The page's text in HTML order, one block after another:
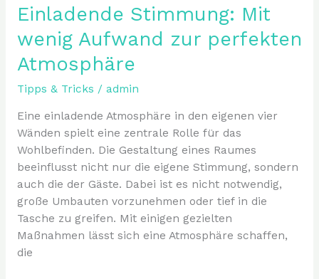
Einladende Stimmung: Mit
wenig Aufwand zur perfekten
Atmosphäre
Tipps & Tricks / admin
Eine einladende Atmosphäre in den eigenen vier
Wänden spielt eine zentrale Rolle für das
Wohlbefinden. Die Gestaltung eines Raumes
beeinflusst nicht nur die eigene Stimmung, sondern
auch die der Gäste. Dabei ist es nicht notwendig,
große Umbauten vorzunehmen oder tief in die
Tasche zu greifen. Mit einigen gezielten
Maßnahmen lässt sich eine Atmosphäre schaffen,
die